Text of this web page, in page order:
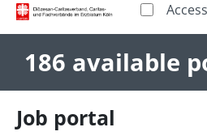
186 available
Job portal